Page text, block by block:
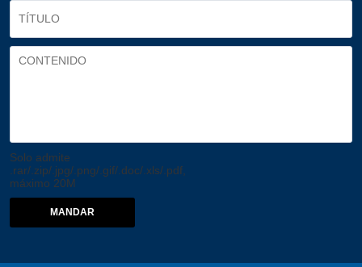
Solo admite
.rar/.zip/.jpg/.png/.gif/.doc/.xls/.pdf,
máximo 20M
MANDAR